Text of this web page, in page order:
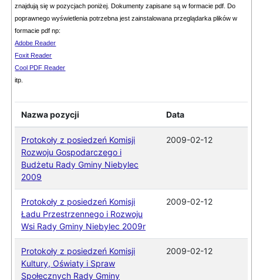
znajdują się w pozycjach poniżej. Dokumenty zapisane są w formacie pdf. Do
poprawnego wyświetlenia potrzebna jest zainstalowana przeglądarka plików w
formacie pdf np:
Adobe Reader
Foxit Reader
Cool PDF Reader
itp.
Nazwa pozycji Data
Protokoły z posiedzeń Komisji
Rozwoju Gospodarczego i
Budżetu Rady Gminy Niebylec
2009
2009-02-12
Protokoły z posiedzeń Komisji
Ładu Przestrzennego i Rozwoju
Wsi Rady Gminy Niebylec 2009r
2009-02-12
Protokoły z posiedzeń Komisji
Kultury, Oświaty i Spraw
Społecznych Rady Gminy
2009-02-12